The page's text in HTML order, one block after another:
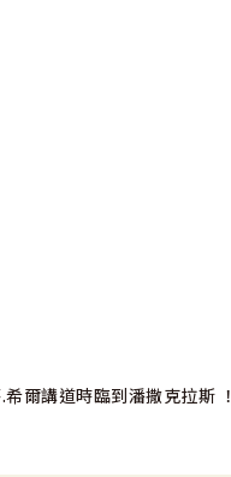
爾講道時臨到潘撒克拉斯 ！